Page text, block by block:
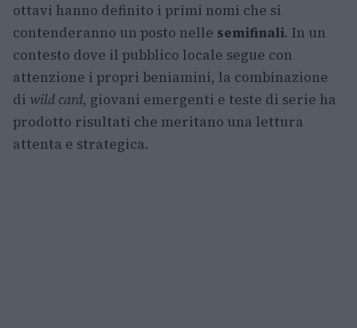
ottavi hanno definito i primi nomi che si
contenderanno un posto nelle semifinali. In un
contesto dove il pubblico locale segue con
attenzione i propri beniamini, la combinazione
di wild card, giovani emergenti e teste di serie ha
prodotto risultati che meritano una lettura
attenta e strategica.